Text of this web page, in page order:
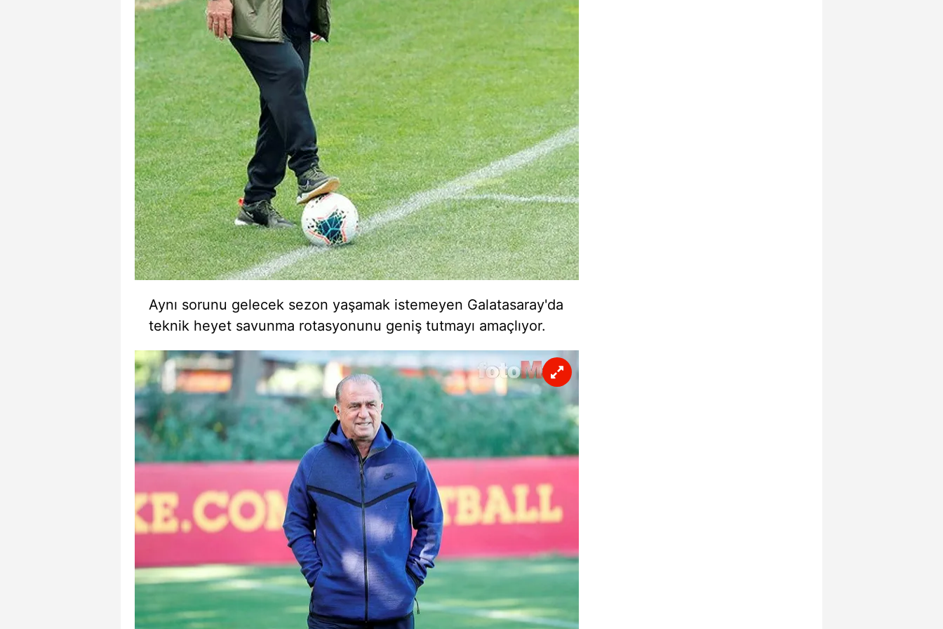
mevzuata uygun olarak kullanılan çerezlerle ilgili bilgi almak için lütfen
tıklayınız .
Aynı sorunu gelecek sezon yaşamak istemeyen Galatasaray'da
teknik heyet savunma rotasyonunu geniş tutmayı amaçlıyor.